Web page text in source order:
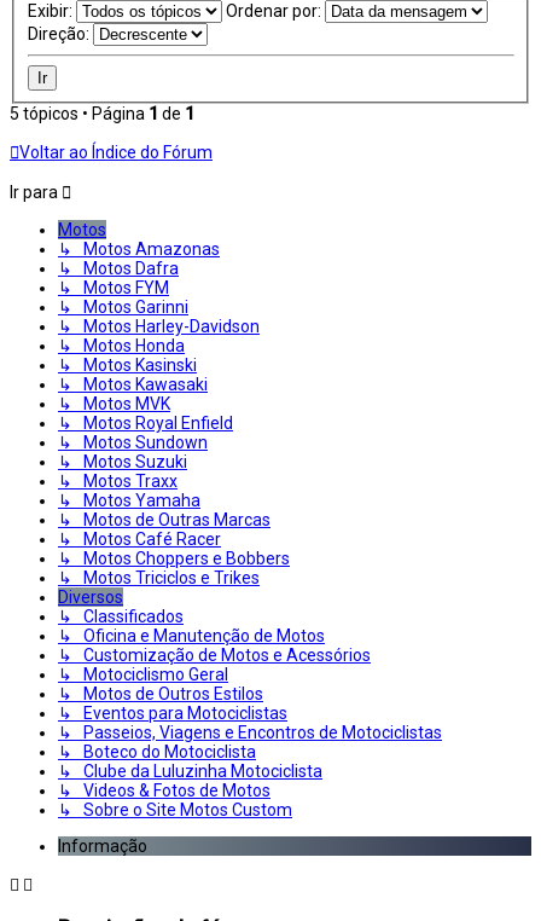
Exibir:
Ordenar por:
Direção:
5 tópicos • Página 1 de 1
Voltar ao Índice do Fórum
Ir para
Motos
↳ Motos Amazonas
↳ Motos Dafra
↳ Motos FYM
↳ Motos Garinni
↳ Motos Harley-Davidson
↳ Motos Honda
↳ Motos Kasinski
↳ Motos Kawasaki
↳ Motos MVK
↳ Motos Royal Enfield
↳ Motos Sundown
↳ Motos Suzuki
↳ Motos Traxx
↳ Motos Yamaha
↳ Motos de Outras Marcas
↳ Motos Café Racer
↳ Motos Choppers e Bobbers
↳ Motos Triciclos e Trikes
Diversos
↳ Classificados
↳ Oficina e Manutenção de Motos
↳ Customização de Motos e Acessórios
↳ Motociclismo Geral
↳ Motos de Outros Estilos
↳ Eventos para Motociclistas
↳ Passeios, Viagens e Encontros de Motociclistas
↳ Boteco do Motociclista
↳ Clube da Luluzinha Motociclista
↳ Videos & Fotos de Motos
↳ Sobre o Site Motos Custom
Informação